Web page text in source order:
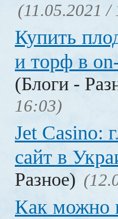
(11.05.2021 /
Купить
и торф в
(Блоги -
16:03)
Jet Сasino:
сайт в
Разное)
Как можно